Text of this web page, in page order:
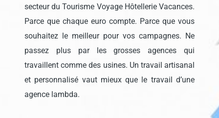
secteur du Tourisme Voyage Hôtellerie Vacances.
Parce que chaque euro compte. Parce que vous
souhaitez le meilleur pour vos campagnes. Ne
passez plus par les grosses agences qui
travaillent comme des usines. Un travail artisanal
et personnalisé vaut mieux que le travail d’une
agence lambda.